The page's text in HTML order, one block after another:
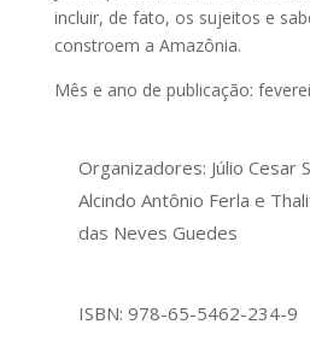
incluir, de fato, os sujeitos e
constroem a Amazônia.
Mês e ano de publicação:
Organizadores: Júlio Cesar
Alcindo Antônio Ferla e
das Neves Guedes
ISBN: 978-65-5462-234-9